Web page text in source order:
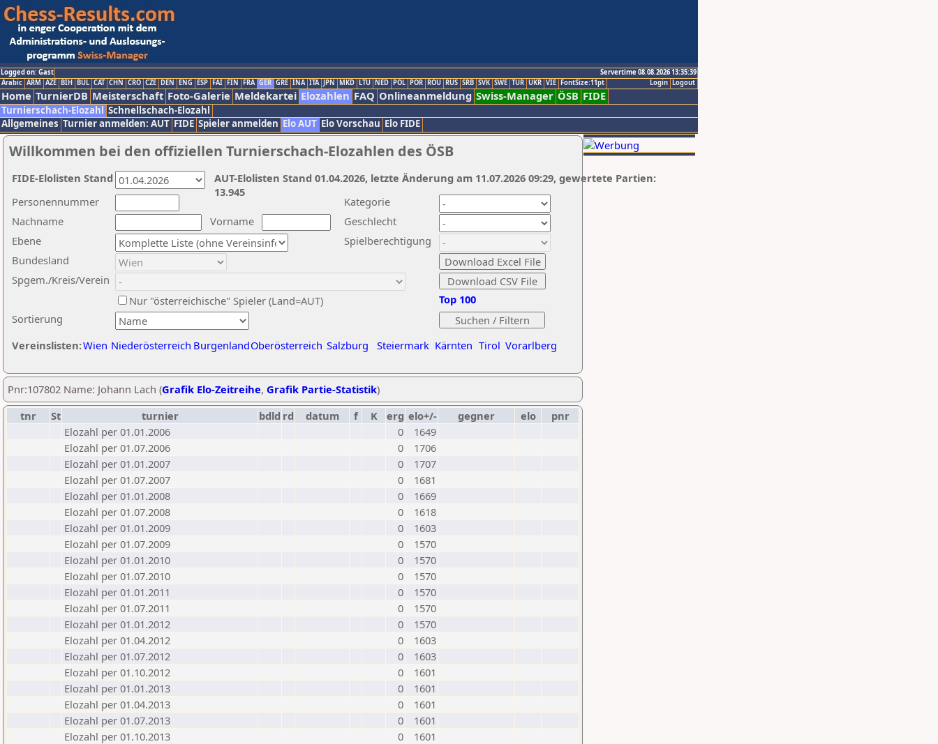
Logged on: Gast
Servertime 08.08.2026 13:35:39
Logout
Login
Arabic ARM AZE BIH BUL CAT CHN CRO CZE DEN ENG ESP FAI FIN FRA GER GRE INA ITA JPN MKD LTU NED POL POR ROU RUS SRB SVK SWE TUR UKR VIE FontSize:11pt
Home TurnierDB Meisterschaft Foto-Galerie Meldekartei Elozahlen FAQ Onlineanmeldung Swiss-Manager ÖSB FIDE
Turnierschach-Elozahl Schnellschach-Elozahl
Allgemeines Turnier anmelden: AUT FIDE Spieler anmelden Elo AUT Elo Vorschau Elo FIDE
Willkommen bei den offiziellen Turnierschach-Elozahlen des ÖSB
Nachname
Vorname
Ebene
Kategorie
Sortierung
Personennummer
Bundesland
Spgem./Kreis/Verein
Geschlecht
Nur "österreichische" Spieler (Land=AUT)
Spielberechtigung
Vereinslisten:Wien Niederösterreich BurgenlandOberösterreich Salzburg Steiermark Kärnten Tirol Vorarlberg
Top 100
AUT-Elolisten Stand 01.04.2026, letzte Änderung am 11.07.2026 09:29, gewertete Partien:
13.945
FIDE-Elolisten Stand
Pnr:107802 Name: Johann Lach (Grafik Elo-Zeitreihe, Grafik Partie-Statistik)
tnr
St turnier bdld rd datum f K erg elo+/- gegner elo
pnr
Elozahl per 01.01.2006
0
1649
Elozahl per 01.07.2006
0
1706
Elozahl per 01.01.2007
0
1707
Elozahl per 01.07.2007
0
1681
Elozahl per 01.01.2008
0
1669
Elozahl per 01.07.2008
0
1618
Elozahl per 01.01.2009
0
1603
Elozahl per 01.07.2009
0
1570
Elozahl per 01.01.2010
0
1570
Elozahl per 01.07.2010
0
1570
Elozahl per 01.01.2011
0
1570
Elozahl per 01.07.2011
0
1570
Elozahl per 01.01.2012
0
1570
Elozahl per 01.04.2012
0
1603
Elozahl per 01.07.2012
0
1603
Elozahl per 01.10.2012
0
1601
Elozahl per 01.01.2013
0
1601
Elozahl per 01.04.2013
0
1601
Elozahl per 01.07.2013
0
1601
Elozahl per 01.10.2013
0
1601